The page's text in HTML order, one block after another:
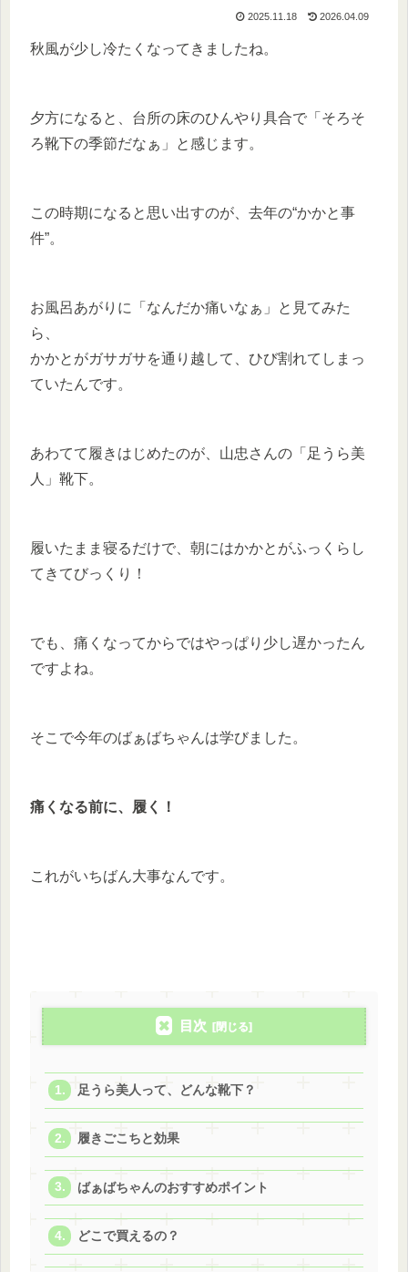
2025.11.18 2026.04.09
秋風が少し冷たくなってきましたね。
夕方になると、台所の床のひんやり具合で「そろそ
ろ靴下の季節だなぁ」と感じます。
この時期になると思い出すのが、去年の“かかと事
件”。
お風呂あがりに「なんだか痛いなぁ」と見てみた
ら、
かかとがガサガサを通り越して、ひび割れてしまっ
ていたんです。
あわてて履きはじめたのが、山忠さんの「足うら美
人」靴下。
履いたまま寝るだけで、朝にはかかとがふっくらし
てきてびっくり！
でも、痛くなってからではやっぱり少し遅かったん
ですよね。
そこで今年のばぁばちゃんは学びました。
痛くなる前に、履く！
これがいちばん大事なんです。
目次
足うら美人って、どんな靴下？
履きごこちと効果
ばぁばちゃんのおすすめポイント
どこで買えるの？